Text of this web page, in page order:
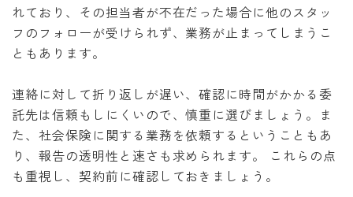
れており、その担当者が不在だった場合に他のスタッ
フのフォローが受けられず、業務が止まってしまうこ
ともあります。
連絡に対して折り返しが遅い、確認に時間がかかる委
託先は信頼もしにくいので、慎重に選びましょう。ま
た、社会保険に関する業務を依頼するということもあ
り、報告の透明性と速さも求められます。 これらの点
も重視し、契約前に確認しておきましょう。